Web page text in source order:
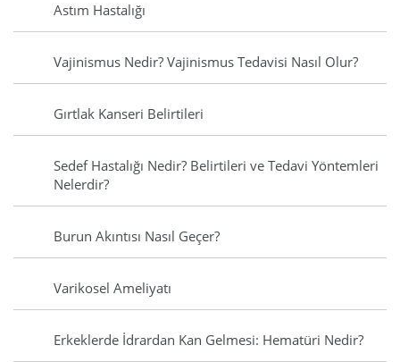
Astım Hastalığı
Vajinismus Nedir? Vajinismus Tedavisi Nasıl Olur?
Gırtlak Kanseri Belirtileri
Sedef Hastalığı Nedir? Belirtileri ve Tedavi Yöntemleri
Nelerdir?
Burun Akıntısı Nasıl Geçer?
Varikosel Ameliyatı
Erkeklerde İdrardan Kan Gelmesi: Hematüri Nedir?